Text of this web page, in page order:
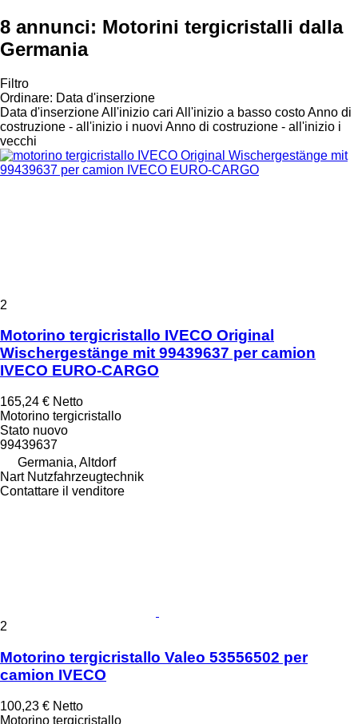
8 annunci: Motorini tergicristalli dalla
Germania
Filtro
Ordinare: Data d'inserzione
Data d'inserzioneAll'inizio cari All'inizio a basso costoAnno di
costruzione - all'inizio i nuovi Anno di costruzione - all'inizio i
vecchi
2
Motorino tergicristallo IVECO Original
Wischergestänge mit 99439637 per camion
IVECO EURO-CARGO
165,24 € Netto
Motorino tergicristallo
Stato nuovo
99439637
Germania, Altdorf
Nart Nutzfahrzeugtechnik
Contattare il venditore
2
Motorino tergicristallo Valeo 53556502 per
camion IVECO
100,23 € Netto
Motorino tergicristallo